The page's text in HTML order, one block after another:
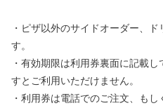
・ピザ以外のサイドオーダー、
す。
・有効期限は利用券裏面に記載
すとご利用いただけません。
・利用券は電話でのご注文、も